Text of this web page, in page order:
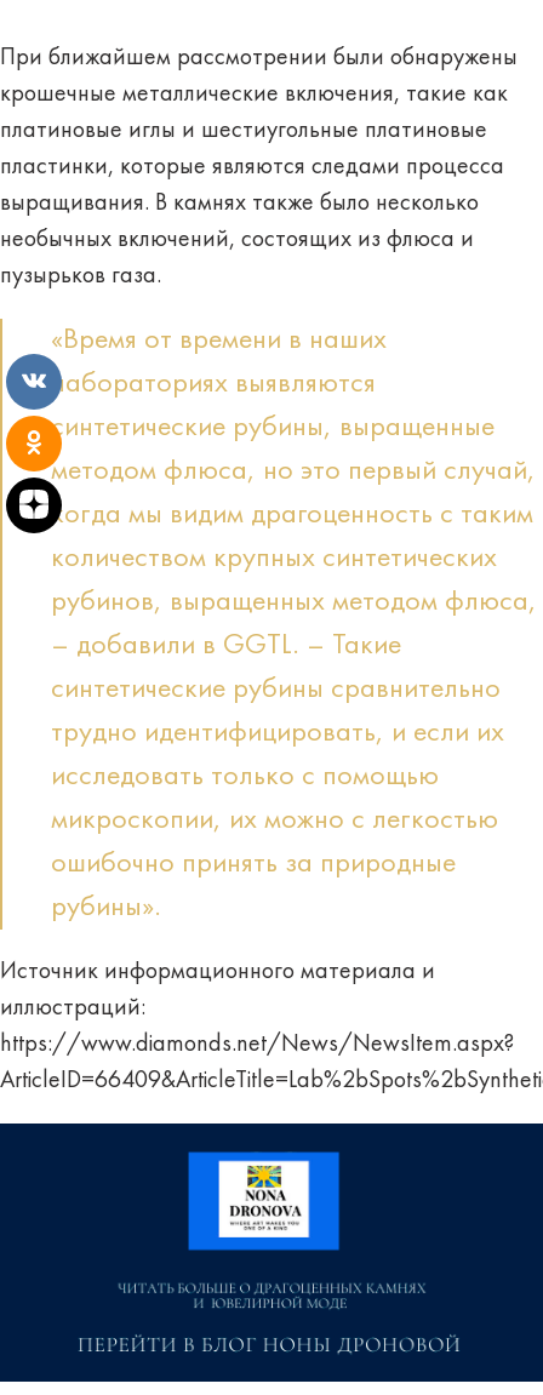
При ближайшем рассмотрении были обнаружены
крошечные металлические включения, такие как
платиновые иглы и шестиугольные платиновые
пластинки, которые являются следами процесса
выращивания. В камнях также было несколько
необычных включений, состоящих из флюса и
пузырьков газа.
«Время от времени в наших
лабораториях выявляются
синтетические рубины, выращенные
методом флюса, но это первый случай,
когда мы видим драгоценность с таким
количеством крупных синтетических
рубинов, выращенных методом флюса,
– добавили в GGTL. – Такие
синтетические рубины сравнительно
трудно идентифицировать, и если их
исследовать только с помощью
микроскопии, их можно с легкостью
ошибочно принять за природные
рубины».
Источник информационного материала и
иллюстраций:
https://www.diamonds.net/News/NewsItem.aspx?